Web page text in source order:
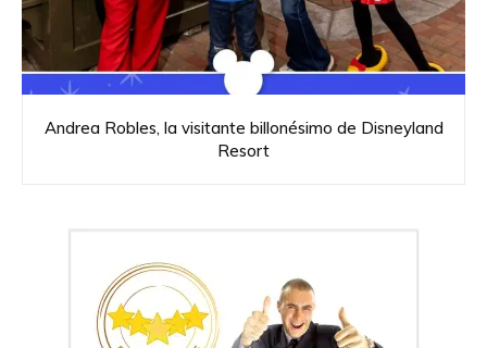
Andrea Robles, la visitante billonésimo de Disneyland
Resort